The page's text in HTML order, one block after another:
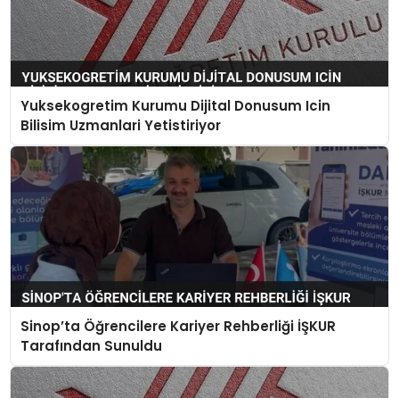
Yuksekogretim Kurumu Dijital Donusum Icin
Bilisim Uzmanlari Yetistiriyor
Sinop’ta Öğrencilere Kariyer Rehberliği İŞKUR
Tarafından Sunuldu